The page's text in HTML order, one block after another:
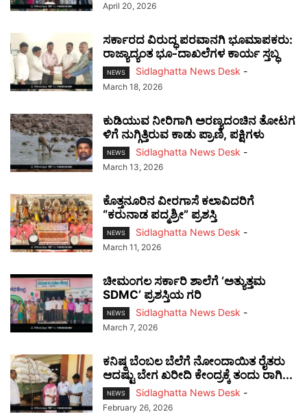
April 20, 2026
ಸರ್ಕಾರದ ವಿರುದ್ಧ ಪರವಾನಗಿ ಭೂಮಾಪಕರು:
ರಾಜ್ಯಾದ್ಯಂತ ಭೂ-ದಾಖಲೆಗಳ ಕಾರ್ಯ ಸ್ತಬ್ಧ
NEWS Sidlaghatta News Desk -
March 18, 2026
ಕುಡಿಯುವ ನೀರಿಗಾಗಿ ಅರಣ್ಯದಂಚಿನ ತೋಟಗ
ಳಿಗೆ ನುಗ್ಗಿತ್ತಿರುವ ಕಾಡು ಪ್ರಾಣಿ, ಪಕ್ಷಿಗಳು
NEWS Sidlaghatta News Desk -
March 13, 2026
ಕೊತ್ತನೂರಿನ ವೀರಗಾಸೆ ಕಲಾವಿದರಿಗೆ
“ಕರುನಾಡ ಪದ್ಮಶ್ರೀ” ಪ್ರಶಸ್ತಿ
NEWS Sidlaghatta News Desk -
March 11, 2026
ಚೀಮಂಗಲ ಸರ್ಕಾರಿ ಶಾಲೆಗೆ ‘ಅತ್ಯುತ್ತಮ
SDMC’ ಪ್ರಶಸ್ತಿಯ ಗರಿ
NEWS Sidlaghatta News Desk -
March 7, 2026
ಕನಿಷ್ಠ ಬೆಂಬಲ ಬೆಲೆಗೆ ನೋಂದಾಯಿತ ರೈತರು
ಆದಷ್ಟು ಬೇಗ ಖರೀದಿ ಕೇಂದ್ರಕ್ಕೆ ತಂದು ರಾಗಿ...
NEWS Sidlaghatta News Desk -
February 26, 2026